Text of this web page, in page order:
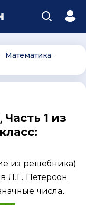
∙ Математика ∙
1 из
из решебника)
Л.Г. Петерсон
числа.